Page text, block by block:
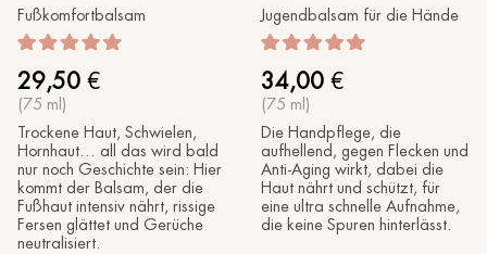
Fußkomfortbalsam
29,50 €
(75 ml)
Trockene Haut, Schwielen,
Hornhaut… all das wird bald
nur noch Geschichte sein: Hier
kommt der Balsam, der die
Fußhaut intensiv nährt, rissige
Fersen glättet und Gerüche
neutralisiert.
Jugendbalsam für die Hände
34,00 €
(75 ml)
Die Handpflege, die
aufhellend, gegen Flecken und
Anti-Aging wirkt, dabei die
Haut nährt und schützt, für
eine ultra schnelle Aufnahme,
die keine Spuren hinterlässt.